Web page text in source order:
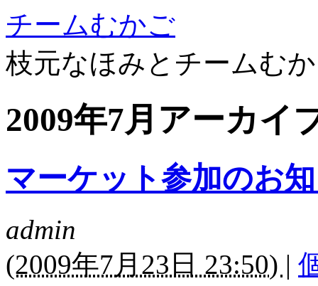
チームむかご
枝元なほみとチームむ
2009年7月アーカイ
マーケット参加のお
admin
(2009年7月23日 23:50) |